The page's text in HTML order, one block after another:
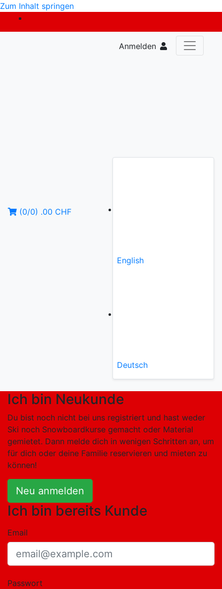
Zum Inhalt springen
Anmelden
English
Deutsch
(0/0) .00 CHF
Ich bin Neukunde
Du bist noch nicht bei uns registriert und hast weder
Ski noch Snowboardkurse gemacht oder Material
gemietet. Dann melde dich in wenigen Schritten an, um
für dich oder deine Familie reservieren und mieten zu
können!
Neu anmelden
Ich bin bereits Kunde
Email
Passwort